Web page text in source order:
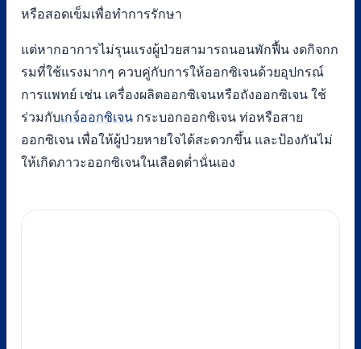
หรือสอดเข็มเพื่อทำการรักษา
แต่หากอาการไม่รุนแรงผู้ป่วยสามารถนอนพักฟื้น งดกิจกก
รมที่ใช้แรงมากๆ ควบคู่กับการให้ออกซิเจนด้วยอุปกรณ์
การแพทย์ เช่น เครื่องผลิตออกซิเจนหรือถังออกซิเจน ใช้
ร่วมกับเกจ์ออกซิเจน กระบอกออกซิเจน ท่อหรือสาย
ออกซิเจน เพื่อให้ผู้ป่วยหายใจได้สะดวกขึ้น และป้องกันไม่
ให้เกิดภาวะออกซิเจนในเลือดต่ำนั่นเอง